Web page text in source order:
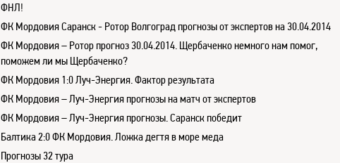
ФНЛ!
ФК Мордовия Саранск - Ротор Волгоград прогнозы от экспертов на 30.04.2014
ФК Мордовия – Ротор прогноз 30.04.2014. Щербаченко немного нам помог,
поможем ли мы Щербаченко?
ФК Мордовия 1:0 Луч-Энергия. Фактор результата
ФК Мордовия – Луч-Энергия прогнозы на матч от экспертов
ФК Мордовия – Луч-Энергия прогнозы. Саранск победит
Балтика 2:0 ФК Мордовия. Ложка дегтя в море меда
Прогнозы 32 тура